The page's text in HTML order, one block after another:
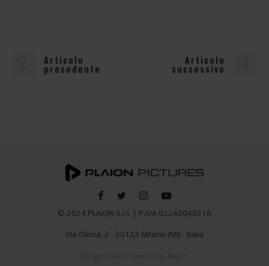
Articolo
precedente
Articolo
successivo
© 2024 PLAION S.r.l. | P.IVA 02242040216
Via Olona, 2 - 20123 Milano (MI) - Italia